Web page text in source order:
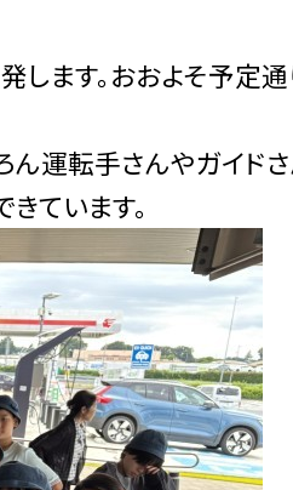
します。おおよそ予定
運転手さんやガイド
ています。